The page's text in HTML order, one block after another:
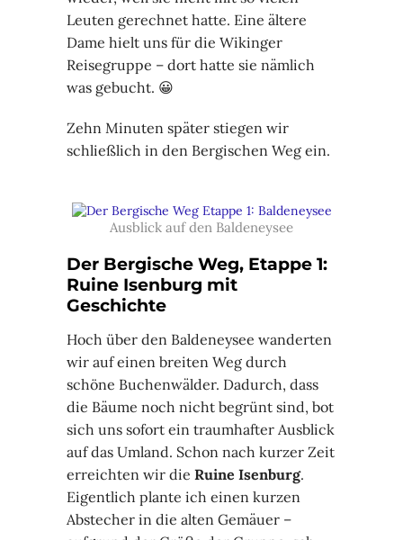
Leuten gerechnet hatte. Eine ältere
Dame hielt uns für die Wikinger
Reisegruppe – dort hatte sie nämlich
was gebucht. 😀
Zehn Minuten später stiegen wir
schließlich in den Bergischen Weg ein.
Ausblick auf den Baldeneysee
Der Bergische Weg, Etappe 1:
Ruine Isenburg mit
Geschichte
Hoch über den Baldeneysee wanderten
wir auf einen breiten Weg durch
schöne Buchenwälder. Dadurch, dass
die Bäume noch nicht begrünt sind, bot
sich uns sofort ein traumhafter Ausblick
auf das Umland. Schon nach kurzer Zeit
erreichten wir die Ruine Isenburg.
Eigentlich plante ich einen kurzen
Abstecher in die alten Gemäuer –